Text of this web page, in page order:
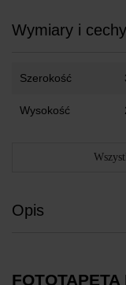
Wymiary i cechy
Szerokość
Wysokość
Opis